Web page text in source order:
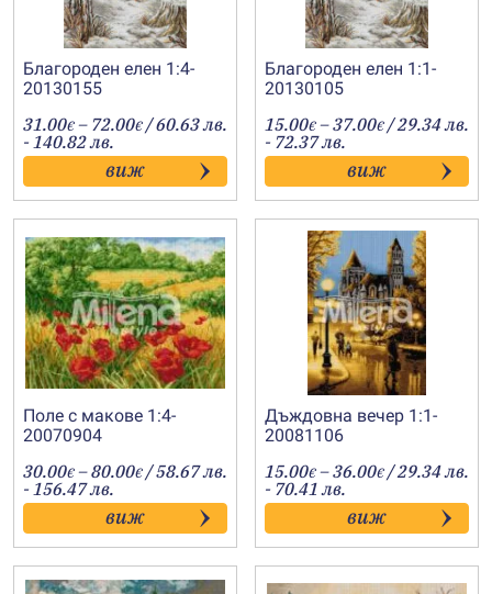
Благороден елен 1:4-
20130155
31.00€ – 72.00€Price
range:
31.00€
through
72.00€
/ 60.63 лв.
- 140.82 лв.
виж
Благороден елен 1:1-
20130105
15.00€ –37.00€Price
range:
15.00€
through
37.00€
/ 29.34 лв.
- 72.37 лв.
виж
Поле с макове 1:4-
20070904
30.00€ –80.00€Price
range:
30.00€
through
80.00€
/ 58.67 лв.
- 156.47 лв.
виж
Дъждовна вечер 1:1-
20081106
15.00€ –36.00€Price
range:
15.00€
through
36.00€
/ 29.34 лв.
- 70.41 лв.
виж